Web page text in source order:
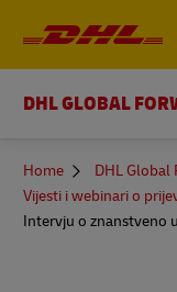
DHL GLOBAL
You
here
Home
DHL Global
Vijesti i webinari o
Intervju o znanstveno